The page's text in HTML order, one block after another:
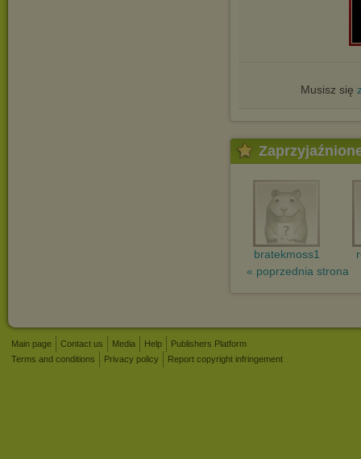
Musisz się
bratekmoss1
« poprzednia strona
Main page Contact us Media Help
Publishers Platform
Terms and conditions
Privacy policy Report copyright infringement